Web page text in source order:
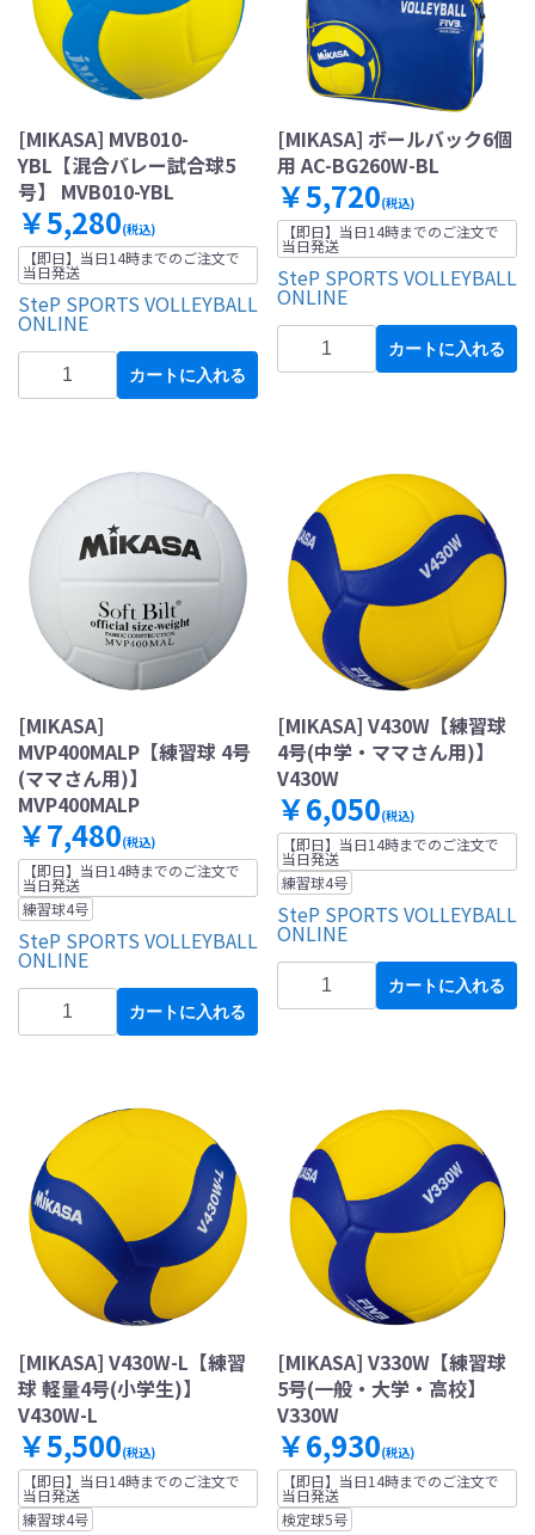
[MIKASA] MVB010-
YBL【混合バレー試合球5
号】 MVB010-YBL
￥5,280(税込)
【即日】当日14時までのご注文で
当日発送
SteP SPORTS VOLLEYBALL
ONLINE
カートに入れる
[MIKASA] ボールバック6個
用 AC-BG260W-BL
￥5,720(税込)
【即日】当日14時までのご注文で
当日発送
SteP SPORTS VOLLEYBALL
ONLINE
カートに入れる
[MIKASA]
MVP400MALP【練習球 4号
(ママさん用)】
MVP400MALP
￥7,480(税込)
【即日】当日14時までのご注文で
当日発送
練習球4号
SteP SPORTS VOLLEYBALL
ONLINE
カートに入れる
[MIKASA] V430W【練習球
4号(中学・ママさん用)】
V430W
￥6,050(税込)
【即日】当日14時までのご注文で
当日発送
練習球4号
SteP SPORTS VOLLEYBALL
ONLINE
カートに入れる
[MIKASA] V430W-L【練習
球 軽量4号(小学生)】
V430W-L
￥5,500(税込)
【即日】当日14時までのご注文で
当日発送
練習球4号
[MIKASA] V330W【練習球
5号(一般・大学・高校】
V330W
￥6,930(税込)
【即日】当日14時までのご注文で
当日発送
検定球5号